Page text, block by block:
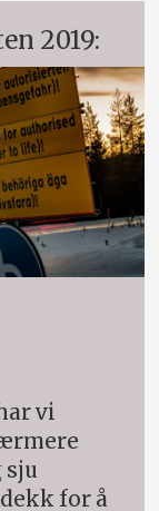
2019:
vi
for å